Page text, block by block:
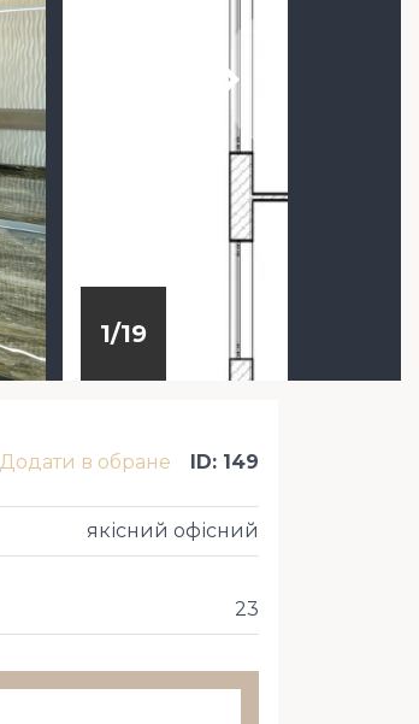
1/19
Додати в обране ID: 149
якісний офісний
23